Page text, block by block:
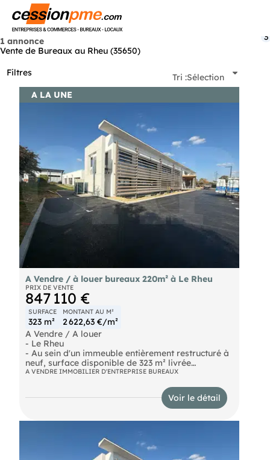
1 annonce
Vente de Bureaux au Rheu (35650)
Filtres
3
Tri :Sélection
A LA UNE
A Vendre / à louer bureaux 220m² à Le Rheu
PRIX DE VENTE
847 110 €
SURFACE
323 m²
MONTANT AU M²
2 622,63 €/m²
A Vendre / A louer
- Le Rheu
- Au sein d'un immeuble entièrement restructuré à
neuf, surface disponible de 323 m² livrée
aménagée non cloisonnée climatisée. Terrasse
Prix Net Vendeur : 2500 € HT / M²
A VENDRE IMMOBILIER D'ENTREPRISE BUREAUX
Voir le détail